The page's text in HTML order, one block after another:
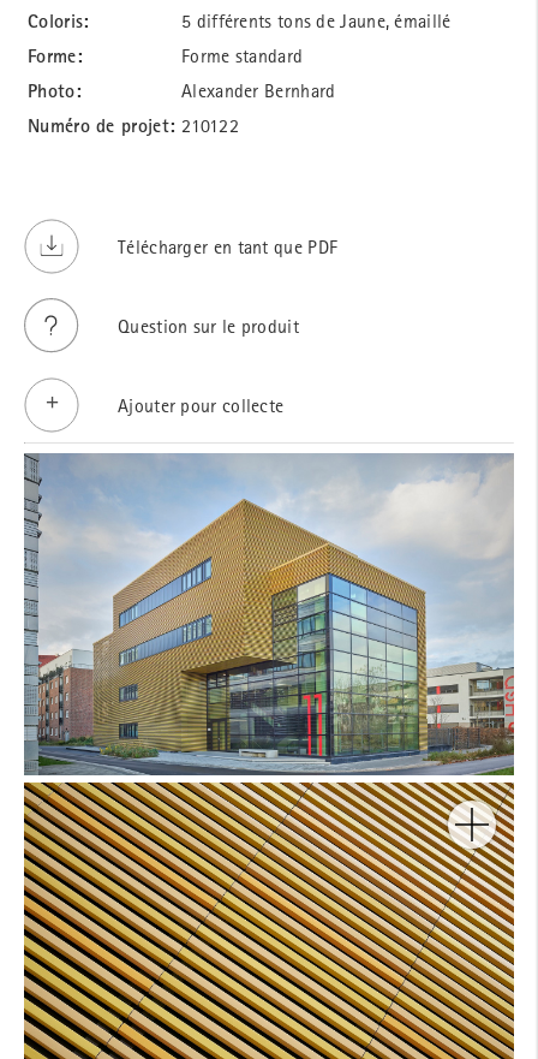
Coloris: 5 différents tons de Jaune, émaillé
Forme: Forme standard
Photo: Alexander Bernhard
Numéro de projet: 210122
Télécharger en tant que PDF
Question sur le produit
Ajouter pour collecte